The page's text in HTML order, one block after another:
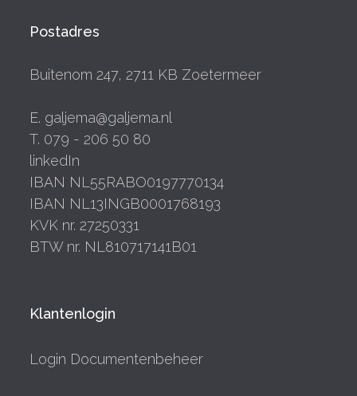
Postadres
Buitenom 247, 2711 KB Zoetermeer
E. galjema@galjema.nl
T. 079 - 206 50 80
linkedIn
IBAN NL55RABO0197770134
IBAN NL13INGB0001768193
KVK nr. 27250331
BTW nr. NL810717141B01
Klantenlogin
Login Documentenbeheer